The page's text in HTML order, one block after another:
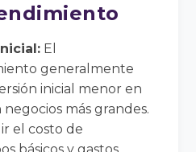
El
generalmente
inicial menor en
más grandes.
el costo de